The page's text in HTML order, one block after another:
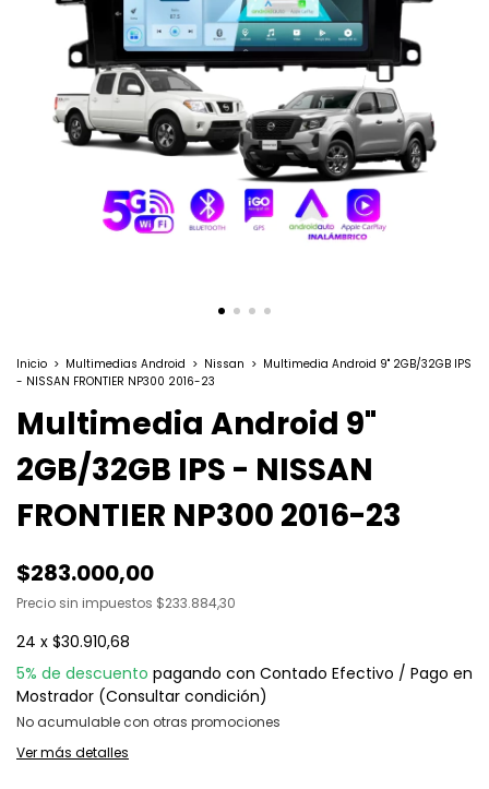
Inicio > Multimedias Android > Nissan > Multimedia Android 9" 2GB/32GB IPS
- NISSAN FRONTIER NP300 2016-23
Multimedia Android 9"
2GB/32GB IPS - NISSAN
FRONTIER NP300 2016-23
$283.000,00
Precio sin impuestos $233.884,30
24 x $30.910,68
5% de descuento pagando con Contado Efectivo / Pago en
Mostrador (Consultar condición)
No acumulable con otras promociones
Ver más detalles